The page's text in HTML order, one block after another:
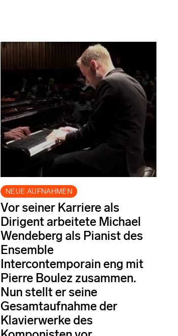
NEUE AUFNAHMEN
Vor seiner Karriere als
Dirigent arbeitete Michael
Wendeberg als Pianist des
Ensemble
Intercontemporain eng mit
Pierre Boulez zusammen.
Nun stellt er seine
Gesamtaufnahme der
Klavierwerke des